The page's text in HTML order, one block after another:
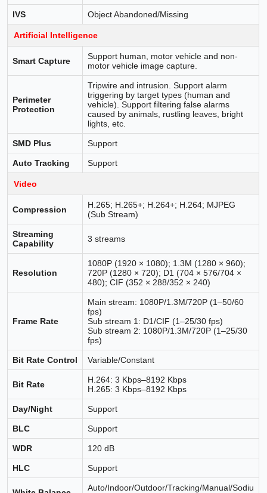
IVS Object Abandoned/Missing
Artificial Intelligence
Smart Capture
Support human, motor vehicle and non-
motor vehicle image capture.
Perimeter
Protection
Tripwire and intrusion. Support alarm
triggering by target types (human and
vehicle). Support filtering false alarms
caused by animals, rustling leaves, bright
lights, etc.
SMD Plus Support
Auto Tracking Support
Video
Compression
H.265; H.265+; H.264+; H.264; MJPEG
(Sub Stream)
Streaming
Capability
3 streams
Resolution
1080P (1920 × 1080); 1.3M (1280 × 960);
720P (1280 × 720); D1 (704 × 576/704 ×
480); CIF (352 × 288/352 × 240)
Frame Rate
Main stream: 1080P/1.3M/720P (1–50/60
fps)
Sub stream 1: D1/CIF (1–25/30 fps)
Sub stream 2: 1080P/1.3M/720P (1–25/30
fps)
Bit Rate Control Variable/Constant
Bit Rate
H.264: 3 Kbps–8192 Kbps
H.265: 3 Kbps–8192 Kbps
Day/Night Support
BLC Support
WDR 120 dB
HLC Support
Auto/Indoor/Outdoor/Tracking/Manual/Sodiu